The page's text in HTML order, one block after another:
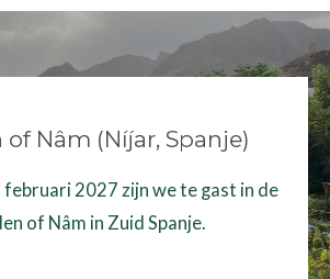
of Nâm (Níjar, Spanje)
2027 zijn we te gast in de
of Nâm in Zuid Spanje.